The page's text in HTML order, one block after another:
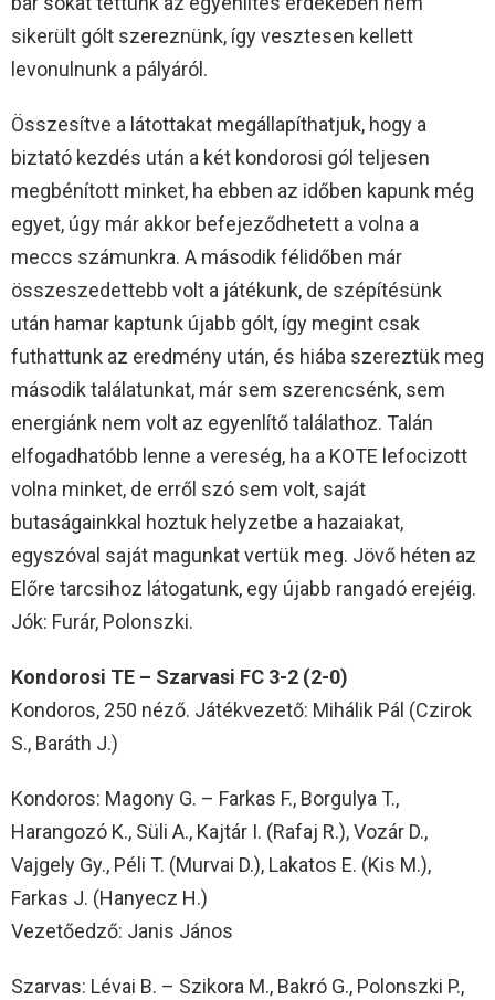
sikerült gólt szereznünk, így vesztesen kellett
levonulnunk a pályáról.
Összesítve a látottakat megállapíthatjuk, hogy a
biztató kezdés után a két kondorosi gól teljesen
megbénított minket, ha ebben az időben kapunk még
egyet, úgy már akkor befejeződhetett a volna a
meccs számunkra. A második félidőben már
összeszedettebb volt a játékunk, de szépítésünk
után hamar kaptunk újabb gólt, így megint csak
futhattunk az eredmény után, és hiába szereztük meg
második találatunkat, már sem szerencsénk, sem
energiánk nem volt az egyenlítő találathoz. Talán
elfogadhatóbb lenne a vereség, ha a KOTE lefocizott
volna minket, de erről szó sem volt, saját
butaságainkkal hoztuk helyzetbe a hazaiakat,
egyszóval saját magunkat vertük meg. Jövő héten az
Előre tarcsihoz látogatunk, egy újabb rangadó erejéig.
Jók: Furár, Polonszki.
Kondorosi TE – Szarvasi FC 3-2 (2-0)
Kondoros, 250 néző. Játékvezető: Mihálik Pál (Czirok
S., Baráth J.)
Kondoros: Magony G. – Farkas F., Borgulya T.,
Harangozó K., Süli A., Kajtár I. (Rafaj R.), Vozár D.,
Vajgely Gy., Péli T. (Murvai D.), Lakatos E. (Kis M.),
Farkas J. (Hanyecz H.)
Vezetőedző: Janis János
Szarvas: Lévai B. – Szikora M., Bakró G., Polonszki P.,